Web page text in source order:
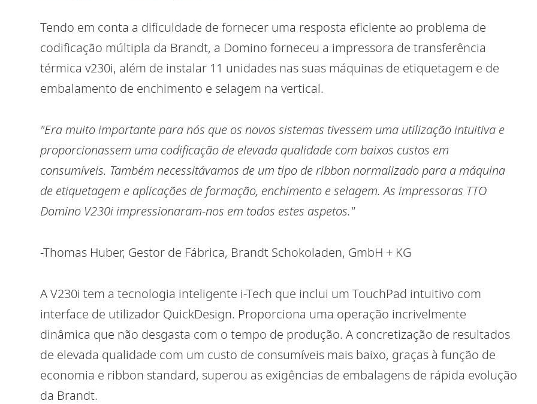
Tendo em conta a dificuldade de fornecer uma resposta eficiente ao problema de
codificação múltipla da Brandt, a Domino forneceu a impressora de transferência
térmica v230i, além de instalar 11 unidades nas suas máquinas de etiquetagem e de
embalamento de enchimento e selagem na vertical.
"Era muito importante para nós que os novos sistemas tivessem uma utilização intuitiva e
proporcionassem uma codificação de elevada qualidade com baixos custos em
consumíveis. Também necessitávamos de um tipo de ribbon normalizado para a máquina
de etiquetagem e aplicações de formação, enchimento e selagem. As impressoras TTO
Domino V230i impressionaram-nos em todos estes aspetos."
-Thomas Huber, Gestor de Fábrica, Brandt Schokoladen, GmbH + KG
A V230i tem a tecnologia inteligente i-Tech que inclui um TouchPad intuitivo com
interface de utilizador QuickDesign. Proporciona uma operação incrivelmente
dinâmica que não desgasta com o tempo de produção. A concretização de resultados
de elevada qualidade com um custo de consumíveis mais baixo, graças à função de
economia e ribbon standard, superou as exigências de embalagens de rápida evolução
da Brandt.